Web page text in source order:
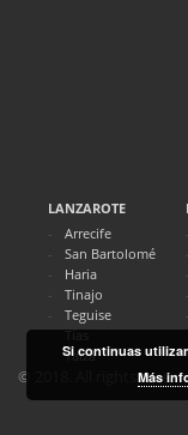
LANZAROTE
Arrecife
San Bartolomé
Haria
Tinajo
Teguise
Tías
Yaiza
© 2018. All rights
Si continuas
Más